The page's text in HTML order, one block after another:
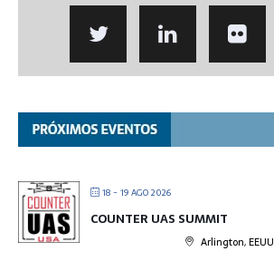
18 - 19 AGO 2026
COUNTER UAS SUMMIT
Arlington, EEUU